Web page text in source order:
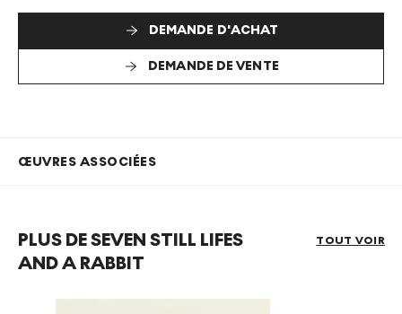
Format: Signed Print
DEMANDE D'ACHAT
DEMANDE DE VENTE
ŒUVRES ASSOCIÉES
PLUS DE SEVEN STILL LIFES
AND A RABBIT
TOUT VOIR